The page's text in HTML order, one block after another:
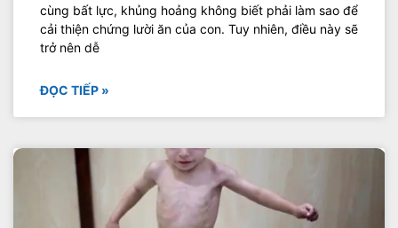
cùng bất lực, khủng hoảng không biết phải làm sao để
cải thiện chứng lười ăn của con. Tuy nhiên, điều này sẽ
trở nên dễ
ĐỌC TIẾP »